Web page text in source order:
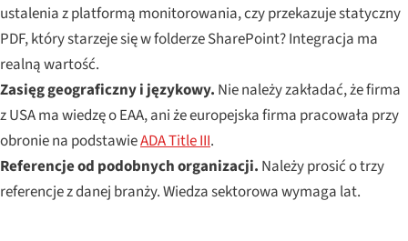
ustalenia z platformą monitorowania, czy przekazuje statyczny
PDF, który starzeje się w folderze SharePoint? Integracja ma
realną wartość.
Zasięg geograficzny i językowy. Nie należy zakładać, że firma
z USA ma wiedzę o EAA, ani że europejska firma pracowała przy
obronie na podstawieADA Title III.
Referencje od podobnych organizacji. Należy prosić o trzy
referencje z danej branży. Wiedza sektorowa wymaga lat.